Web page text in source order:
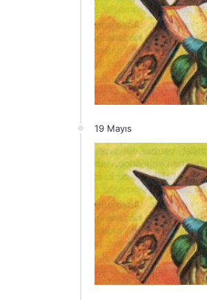
19 Mayıs